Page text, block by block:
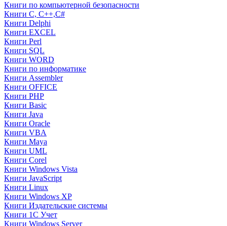
Книги по компьютерной безопасности
Книги C, C++,С#
Книги Delphi
Книги EXCEL
Книги Perl
Книги SQL
Книги WORD
Книги по информатике
Книги Assembler
Книги OFFICE
Книги PHP
Книги Basic
Книги Java
Книги Oracle
Книги VBA
Книги Maya
Книги UML
Книги Corel
Книги Windows Vista
Книги JavaScript
Книги Linux
Книги Windows XP
Книги Издательские системы
Книги 1C Учет
Книги Windows Server